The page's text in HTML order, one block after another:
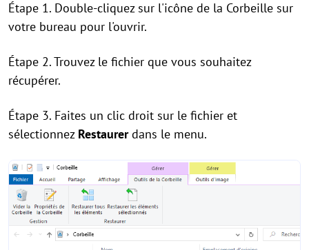
Étape 1. Double-cliquez sur l'icône de la Corbeille sur
votre bureau pour l'ouvrir.
Étape 2. Trouvez le fichier que vous souhaitez
récupérer.
Étape 3. Faites un clic droit sur le fichier et
sélectionnez Restaurerdans le menu.